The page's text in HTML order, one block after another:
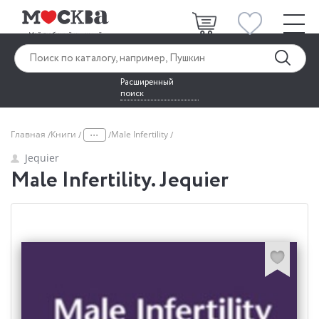
Расширенный
поиск
Главная Книги ... Male Infertility
Jequier
Male Infertility. Jequier